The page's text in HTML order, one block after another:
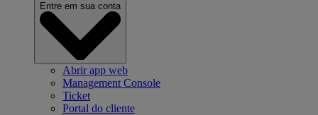
Entre em sua conta
Abrir app web
Management Console
Ticket
Portal do cliente